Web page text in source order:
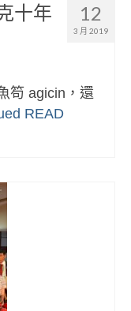
12
3 月 2019
十年
笱 agicin，還
READ